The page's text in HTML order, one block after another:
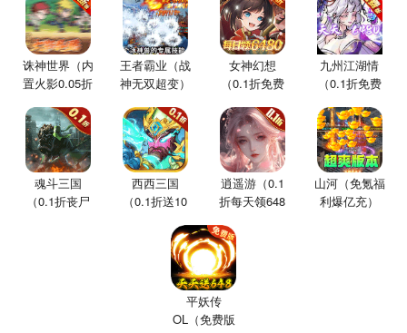
诛神世界（内
置火影0.05折
王者霸业（战
神无双超变）
女神幻想
（0.1折免费
九州江湖情
（0.1折免费
魂斗三国
（0.1折丧尸
西西三国
（0.1折送10
逍遥游（0.1
折每天领648
山河（免氪福
利爆亿充）
平妖传
OL（免费版